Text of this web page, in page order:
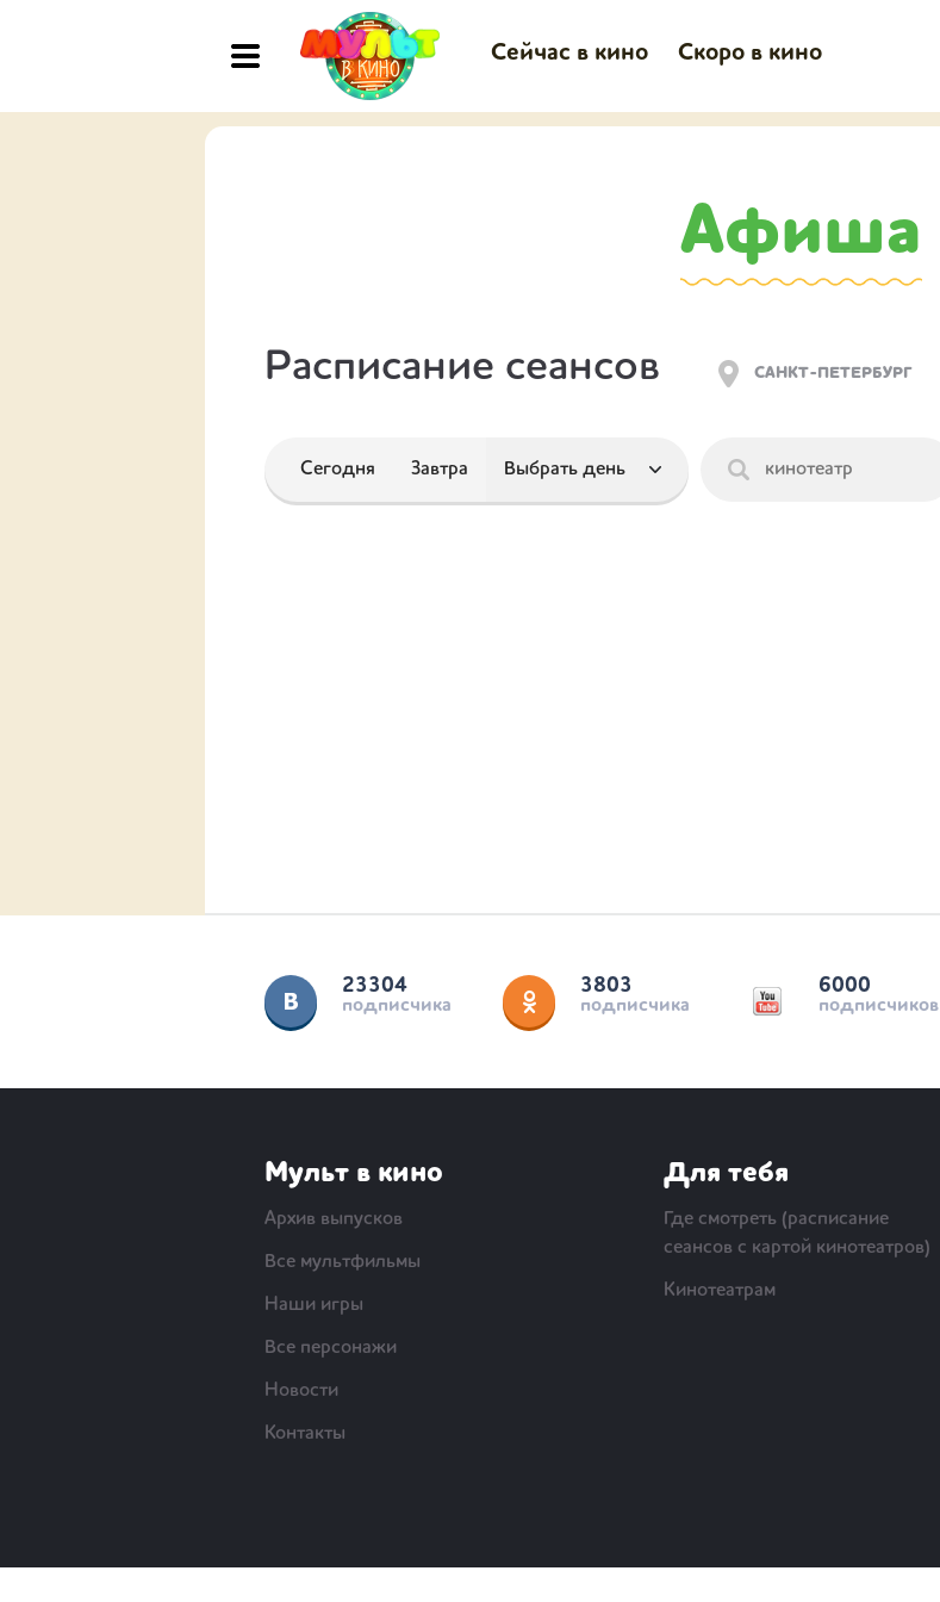
Сейчас в кино Скоро в кино
Афиша
Расписание сеансов
Сегодня Завтра
23304
подписчика
3803
подписчика
6000
подписчиков
Мульт в кино
Архив выпусков
Все мультфильмы
Наши игры
Все персонажи
Новости
Контакты
Для тебя
Где смотреть (расписание
сеансов с картой кинотеатров)
Кинотеатрам